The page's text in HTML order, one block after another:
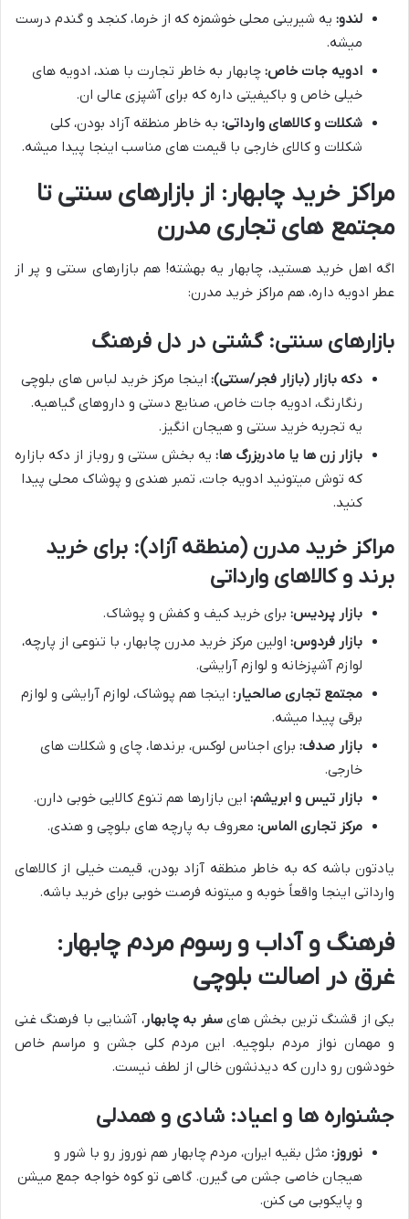
لندو: یه شیرینی محلی خوشمزه که از خرما، کنجد و گندم درست
میشه.
ادویه جات خاص: چابهار به خاطر تجارت با هند، ادویه های
خیلی خاص و باکیفیتی داره که برای آشپزی عالی ان.
شکلات و کالاهای وارداتی: به خاطر منطقه آزاد بودن، کلی
شکلات و کالای خارجی با قیمت های مناسب اینجا پیدا میشه.
مراکز خرید چابهار: از بازارهای سنتی تا
مجتمع های تجاری مدرن
اگه اهل خرید هستید، چابهار یه بهشته! هم بازارهای سنتی و پر از
عطر ادویه داره، هم مراکز خرید مدرن:
بازارهای سنتی: گشتی در دل فرهنگ
دکه بازار (بازار فجر/سنتی): اینجا مرکز خرید لباس های بلوچی
رنگارنگ، ادویه جات خاص، صنایع دستی و داروهای گیاهیه.
یه تجربه خرید سنتی و هیجان انگیز.
بازار زن ها یا مادربزرگ ها: یه بخش سنتی و روباز از دکه بازاره
که توش میتونید ادویه جات، تمبر هندی و پوشاک محلی پیدا
کنید.
مراکز خرید مدرن (منطقه آزاد): برای خرید
برند و کالاهای وارداتی
بازار پردیس: برای خرید کیف و کفش و پوشاک.
بازار فردوس: اولین مرکز خرید مدرن چابهار، با تنوعی از پارچه،
لوازم آشپزخانه و لوازم آرایشی.
مجتمع تجاری صالحیار: اینجا هم پوشاک، لوازم آرایشی و لوازم
برقی پیدا میشه.
بازار صدف: برای اجناس لوکس، برندها، چای و شکلات های
خارجی.
بازار تیس و ابریشم: این بازارها هم تنوع کالایی خوبی دارن.
مرکز تجاری الماس: معروف به پارچه های بلوچی و هندی.
یادتون باشه که به خاطر منطقه آزاد بودن، قیمت خیلی از کالاهای
وارداتی اینجا واقعاً خوبه و میتونه فرصت خوبی برای خرید باشه.
فرهنگ و آداب و رسوم مردم چابهار:
غرق در اصالت بلوچی
یکی از قشنگ ترین بخش هایسفر به چابهار، آشنایی با فرهنگ غنی
و مهمان نواز مردم بلوچیه. این مردم کلی جشن و مراسم خاص
خودشون رو دارن که دیدنشون خالی از لطف نیست.
جشنواره ها و اعیاد: شادی و همدلی
نوروز: مثل بقیه ایران، مردم چابهار هم نوروز رو با شور و
هیجان خاصی جشن می گیرن. گاهی تو کوه خواجه جمع میشن
و پایکوبی می کنن.